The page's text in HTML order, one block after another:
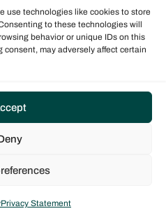
use technologies like cookies to store
to these technologies will
behavior or unique IDs on this
may adversely affect certain
Privacy Statement
sur le projet: de la
au choix du bateau et
de votre projet nautique.
pour faire le lien
propriétaire et notre